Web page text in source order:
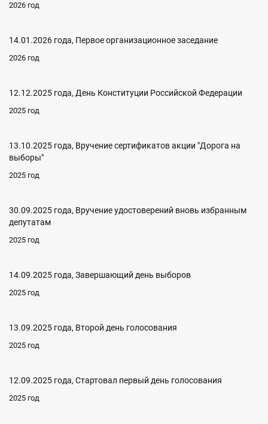
2026 год
14.01.2026 года, Первое организационное заседание
2026 год
12.12.2025 года, День Конституции Российской Федерации
2025 год
13.10.2025 года, Вручение сертификатов акции "Дорога на
выборы"
2025 год
30.09.2025 года, Вручение удостоверений вновь избранным
депутатам
2025 год
14.09.2025 года, Завершающий день выборов
2025 год
13.09.2025 года, Второй день голосования
2025 год
12.09.2025 года, Стартовал первый день голосования
2025 год